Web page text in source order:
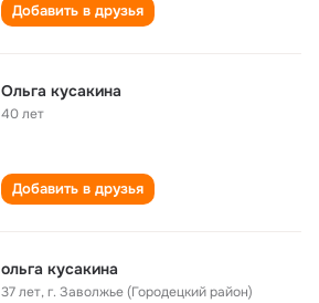
Добавить в друзья
Ольга кусакина
40 лет
Добавить в друзья
ольга кусакина
37 лет,г. Заволжье (Городецкий район)